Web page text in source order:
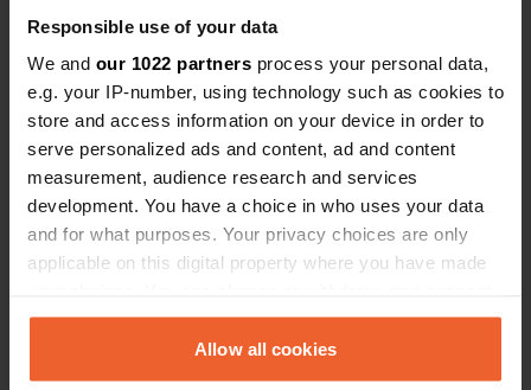
Responsible use of your data
We and our 1022 partners process your personal data,
e.g. your IP-number, using technology such as cookies to
store and access information on your device in order to
serve personalized ads and content, ad and content
measurement, audience research and services
development. You have a choice in who uses your data
and for what purposes. Your privacy choices are only
applicable on this digital property where you have made
any time from the Cookie Declaration or by clicking on
the Privacy trigger icon.Allow all cookies
—